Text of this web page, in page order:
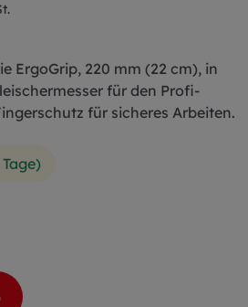
ErgoGrip, 220 mm (22 cm), in
für den Profi-
für sicheres Arbeiten.